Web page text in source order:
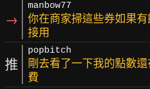
→
manbow77
你在商家掃這些券如果
接用
推
popbitch
剛去看了一下我的點數
費